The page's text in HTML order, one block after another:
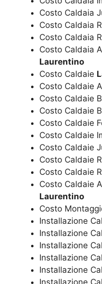
Costo Caldaia
Costo Caldaia
Costo Caldaia
Costo Caldaia
Laurentino
Costo Caldaie
Costo Caldaie
Costo Caldaie
Costo Caldaie
Costo Caldaie
Costo Caldaie
Costo Caldaie
Costo Caldaie
Costo Caldaie
Costo Caldaie
Laurentino
Costo
Installazione
Installazione
Installazione
Installazione
Installazione
Installazione